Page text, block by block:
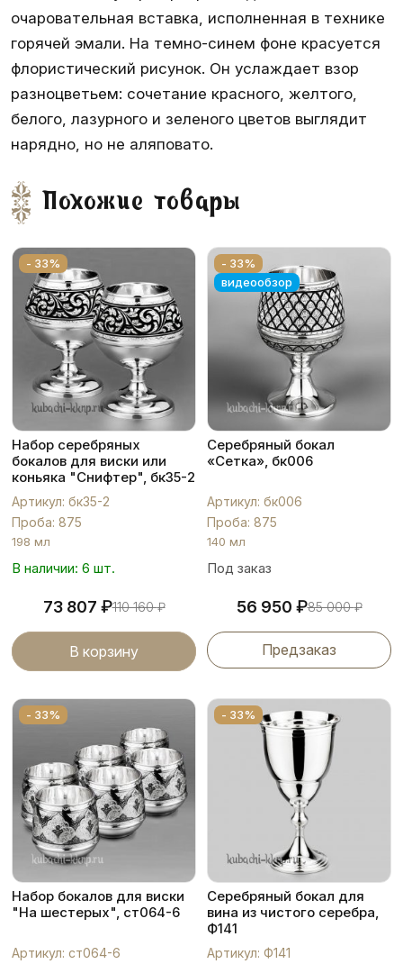
очаровательная вставка, исполненная в технике
горячей эмали. На темно-синем фоне красуется
флористический рисунок. Он услаждает взор
разноцветьем: сочетание красного, желтого,
белого, лазурного и зеленого цветов выглядит
нарядно, но не аляповато.
Похожие товары
- 33%
Набор серебряных
бокалов для виски или
коньяка "Снифтер", бк35-2
Артикул: бк35-2
Проба: 875
198 мл
В наличии: 6 шт.
73 807 ₽110 160₽
В корзину
- 33%
видеообзор
Серебряный бокал
«Сетка», бк006
Артикул: бк006
Проба: 875
140 мл
Под заказ
56 950 ₽85 000₽
Предзаказ
- 33%
Набор бокалов для виски
"На шестерых", ст064-6
Артикул: ст064-6
- 33%
Серебряный бокал для
вина из чистого серебра,
Ф141
Артикул: Ф141